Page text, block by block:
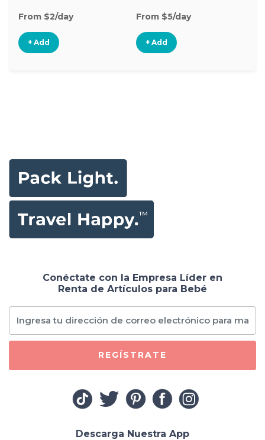
From $2/day
+ Add
From $5/day
+ Add
Conéctate con la Empresa Líder en
Renta de Artículos para Bebé
REGÍSTRATE
Descarga Nuestra App